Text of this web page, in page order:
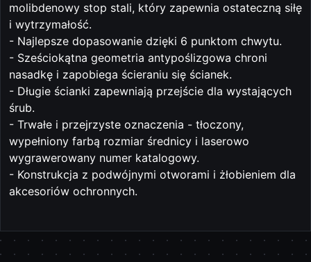
molibdenowy stop stali, który zapewnia ostateczną siłę
i wytrzymałość.
- Najlepsze dopasowanie dzięki 6 punktom chwytu.
- Sześciokątna geometria antypoślizgowa chroni
nasadkę i zapobiega ścieraniu się ścianek.
- Długie ścianki zapewniają przejście dla wystających
śrub.
- Trwałe i przejrzyste oznaczenia - tłoczony,
wypełniony farbą rozmiar średnicy i laserowo
wygrawerowany numer katalogowy.
- Konstrukcja z podwójnymi otworami i żłobieniem dla
akcesoriów ochronnych.